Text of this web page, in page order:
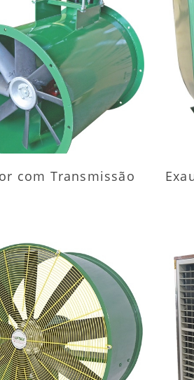
INFORMAÇÕES
com Transmissão
INFORMAÇÕES